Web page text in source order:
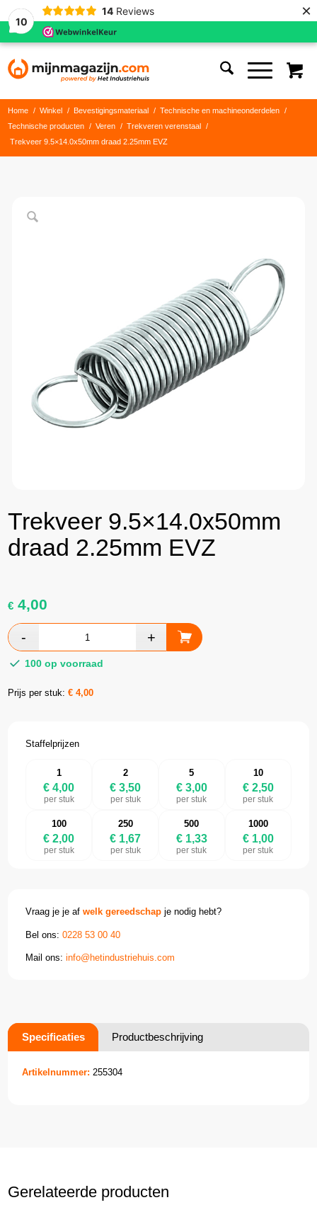
10
14 Reviews ×
Home / Winkel / Bevestigingsmateriaal / Technische en machineonderdelen
/
Technische producten
/ Veren / Trekveren verenstaal
/
Trekveer 9.5×14.0x50mm draad 2.25mm EVZ
Trekveer 9.5×14.0x50mm
draad 2.25mm EVZ
€ 4,00
100 op voorraad
Prijs per stuk:€4,00
Staffelprijzen
1
€ 4,00
per stuk
2
€ 3,50
per stuk
5
€ 3,00
per stuk
10
€ 2,50
per stuk
100
€ 2,00
per stuk
250
€ 1,67
per stuk
500
€ 1,33
per stuk
1000
€ 1,00
per stuk
Vraag je je afwelk gereedschap je nodig hebt?
Bel ons:0228 53 00 40
Mail ons:info@hetindustriehuis.com
Specificaties Productbeschrijving
Artikelnummer: 255304
Gerelateerde producten